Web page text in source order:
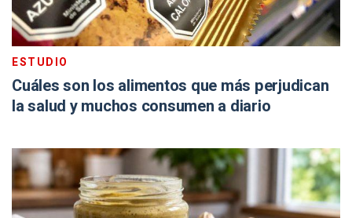
ESTUDIO
Cuáles son los alimentos que más perjudican
la salud y muchos consumen a diario